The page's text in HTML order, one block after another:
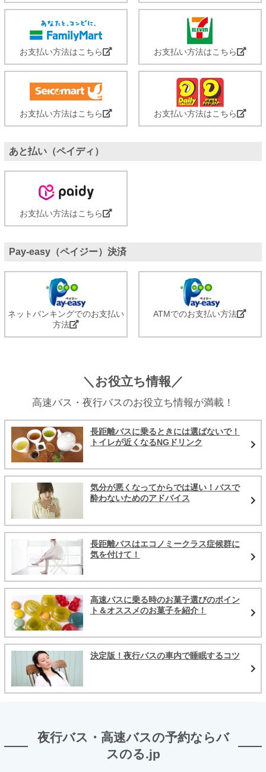
お支払い方法はこちら お支払い方法はこちら
お支払い方法はこちら お支払い方法はこちら
あと払い（ペイディ）
お支払い方法はこちら
Pay-easy（ペイジー）決済
ネットバンキングでのお支払い
方法
ATMでのお支払い方法
＼お役立ち情報／
高速バス・夜行バスのお役立ち情報が満載！
長距離バスに乗るときには選ばないで！
トイレが近くなるNGドリンク
気分が悪くなってからでは遅い！バスで
酔わないためのアドバイス
長距離バスはエコノミークラス症候群に
気を付けて！
高速バスに乗る時のお菓子選びのポイン
ト＆オススメのお菓子を紹介！
決定版！夜行バスの車内で睡眠するコツ
夜行バス・高速バスの予約ならバ
スのる.jp